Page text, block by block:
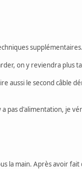
on y reviendra plus
aussi le second câble
pas d'alimentation, je
la main. Après avoir